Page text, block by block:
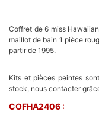
Coffret de 6 miss
maillot de bain 1 pièce
partir de 1995.
Kits et pièces peintes
stock, nous contacter
COFHA2406 :